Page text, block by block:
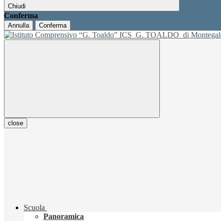
Chiudi
Conferma
Annulla Conferma
ICS G. TOALDO di
close
Scuola
Panoramica